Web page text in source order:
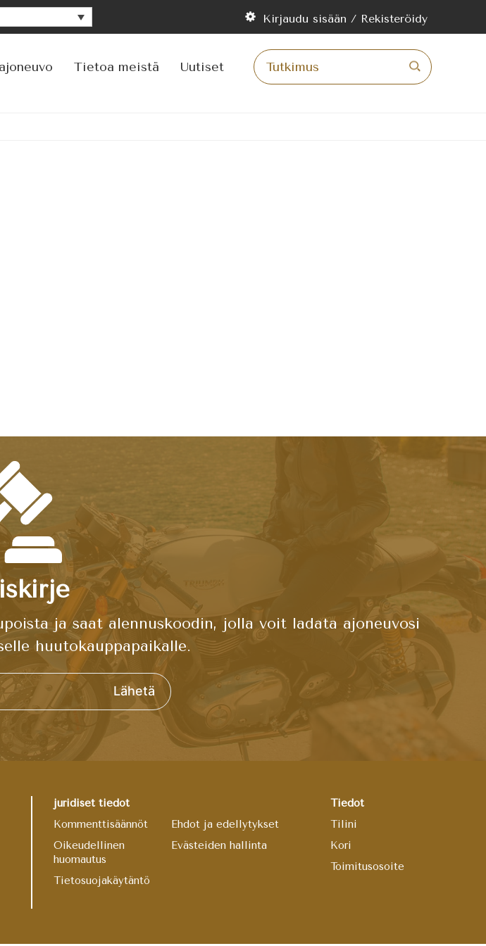
sisältöön
Kirjaudu sisään / Rekisteröidy
Tietoa meistä Uutiset
ja saat alennuskoodin, jolla voit ladata ajoneuvosi
huutokauppapaikalle.
Lähetä
juridiset tiedot
Kommenttisäännöt
Ehdot ja edellytykset
Oikeudellinen
huomautus
Evästeiden hallinta
Tietosuojakäytäntö
Tiedot
Tilini
Kori
Toimitusosoite